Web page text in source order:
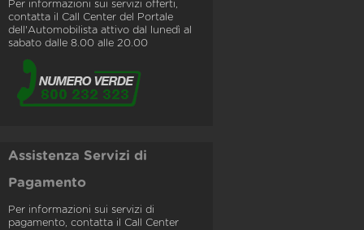
Per informazioni sui servizi offerti,
contatta il Call Center del Portale
dell'Automobilista attivo dal lunedì al
sabato dalle 8.00 alle 20.00
Assistenza Servizi di
Pagamento
Per informazioni sui servizi di
pagamento, contatta il Call Center